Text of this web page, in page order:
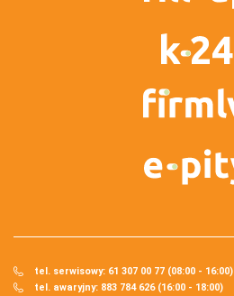
tel. serwisowy: 61 307 00 77 (08:00 - 16:00)
tel. awaryjny: 883 784 626 (16:00 - 18:00)